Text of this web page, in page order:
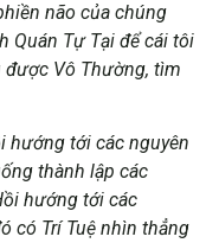
não của chúng
Quán Tự Tại để cái tôi
được Vô Thường, tìm
hướng tới các nguyên
thành lập các
hướng tới các
có Trí Tuệ nhìn thẳng